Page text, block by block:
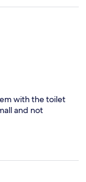
with the toilet
and not